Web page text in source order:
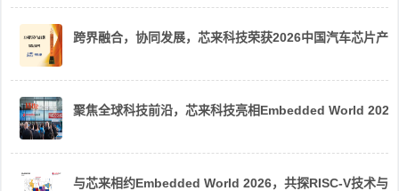
跨界融合，协同发展，芯来科技荣获2026中国汽车芯片产
聚焦全球科技前沿，芯来科技亮相Embedded World 2026
与芯来相约Embedded World 2026，共探RISC-V技术与